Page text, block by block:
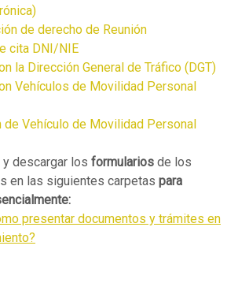
de derecho de Reunión
cita DNI/NIE
la Dirección General de Tráfico (DGT)
Vehículos de Movilidad Personal
de Vehículo de Movilidad Personal
descargar los formularios de los
en las siguientes carpetas para
presentar documentos y trámites en